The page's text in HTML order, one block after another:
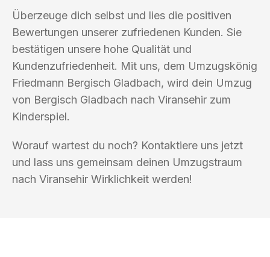
Überzeuge dich selbst und lies die positiven
Bewertungen unserer zufriedenen Kunden. Sie
bestätigen unsere hohe Qualität und
Kundenzufriedenheit. Mit uns, dem Umzugskönig
Friedmann Bergisch Gladbach, wird dein Umzug
von Bergisch Gladbach nach Viransehir zum
Kinderspiel.
Worauf wartest du noch? Kontaktiere uns jetzt
und lass uns gemeinsam deinen Umzugstraum
nach Viransehir Wirklichkeit werden!